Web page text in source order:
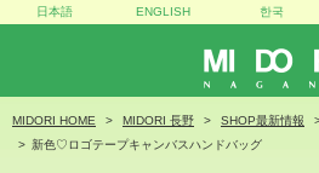
MIDORI
日本語 ENGLISH 한국
MIDORI HOME MIDORI 長野 SHOP最新情報
新色♡ロゴテープキャンバスハンドバッグ